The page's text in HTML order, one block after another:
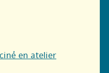
en atelier